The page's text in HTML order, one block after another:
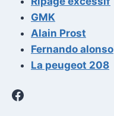
GMK
Alain Prost
Fernando alonso
La peugeot 208
Facebook